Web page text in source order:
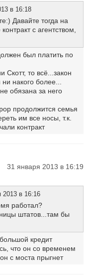
в 16:18
Давайте тогда на
с агентством,
был платить по
то всё...закон
накого более...
обязана за него
продолжится семья
им все носы, т.к.
контракт
31 января 2013 в 16:19
2013 в 16:16
работал?
штатов...там бы
кредит
что он со временем
с моста прыгнет